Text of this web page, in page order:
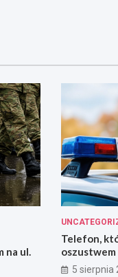
na ul.
Telefon,
oszustwem
5 sierpnia